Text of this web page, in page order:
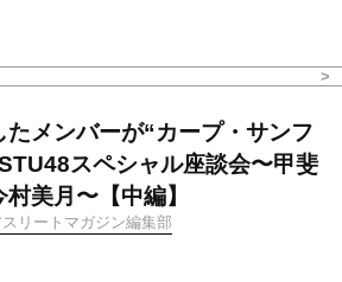
メンバーが“カープ・サンフ
スペシャル座談会〜甲斐
美月〜【中編】
リートマガジン編集部